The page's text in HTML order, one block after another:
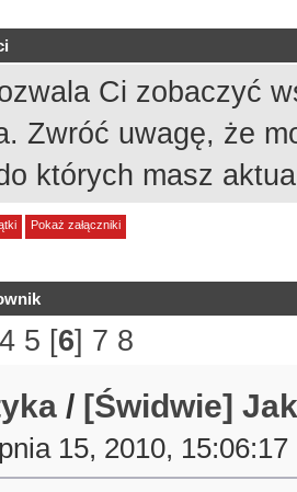
Ci zobaczyć
Zwróć uwagę, że
których masz
Pokaż załączniki
4 5 [6] 7 8
/ [Świdwie]
15, 2010,